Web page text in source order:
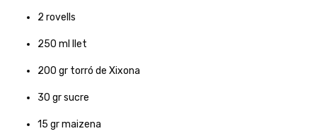
2 rovells
250 ml llet
200 gr torró de Xixona
30 grsucre
15 grmaizena